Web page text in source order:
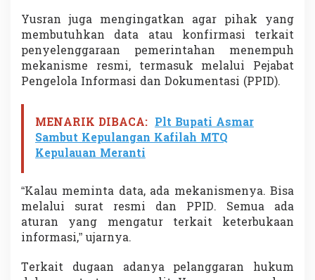
Yusran juga mengingatkan agar pihak yang
membutuhkan data atau konfirmasi terkait
penyelenggaraan pemerintahan menempuh
mekanisme resmi, termasuk melalui Pejabat
Pengelola Informasi dan Dokumentasi (PPID).
MENARIK DIBACA: Plt Bupati Asmar
Sambut Kepulangan Kafilah MTQ
Kepulauan Meranti
“Kalau meminta data, ada mekanismenya. Bisa
melalui surat resmi dan PPID. Semua ada
aturan yang mengatur terkait keterbukaan
informasi,” ujarnya.
Terkait dugaan adanya pelanggaran hukum